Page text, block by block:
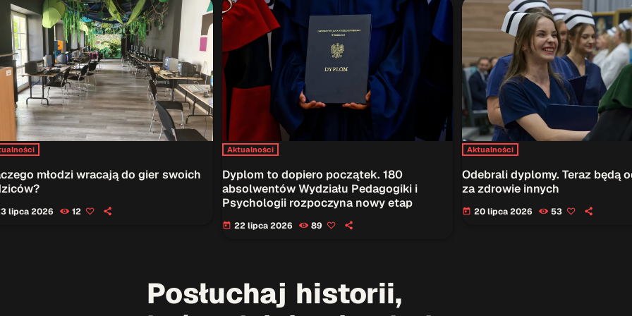
młodzi wracają do gier swoich
lipca 2026 12
Aktualności
Dyplom to dopiero początek. 180
absolwentów Wydziału Pedagogiki i
Psychologii rozpoczyna nowy etap
today 22 lipca 2026 89
Aktualności
Odebrali dyplomy. Teraz będą
za zdrowie innych
today 20 lipca 2026 53
Posłuchaj historii,